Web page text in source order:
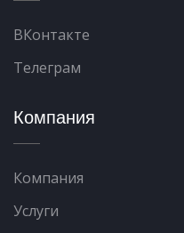
ВКонтакте
Телеграм
Компания
Компания
Услуги